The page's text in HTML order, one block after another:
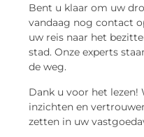
Bent u klaar om uw
vandaag nog contact
uw reis naar het
stad. Onze experts
de weg.
Dank u voor het lezen!
inzichten en
zetten in uw